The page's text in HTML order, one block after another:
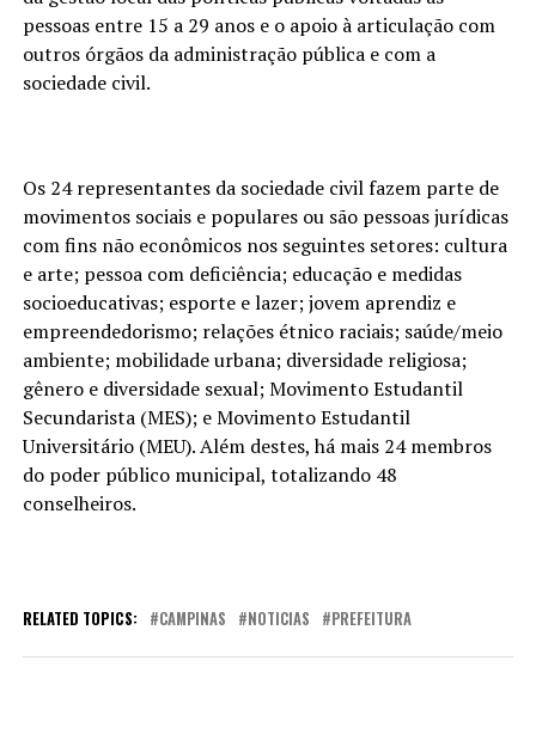
pessoas entre 15 a 29 anos e o apoio à articulação com
outros órgãos da administração pública e com a
sociedade civil.
Os 24 representantes da sociedade civil fazem parte de
movimentos sociais e populares ou são pessoas jurídicas
com fins não econômicos nos seguintes setores: cultura
e arte; pessoa com deficiência; educação e medidas
socioeducativas; esporte e lazer; jovem aprendiz e
empreendedorismo; relações étnico raciais; saúde/meio
ambiente; mobilidade urbana; diversidade religiosa;
gênero e diversidade sexual; Movimento Estudantil
Secundarista (MES); e Movimento Estudantil
Universitário (MEU). Além destes, há mais 24 membros
do poder público municipal, totalizando 48
conselheiros.
RELATED TOPICS: CAMPINAS NOTICIAS PREFEITURA